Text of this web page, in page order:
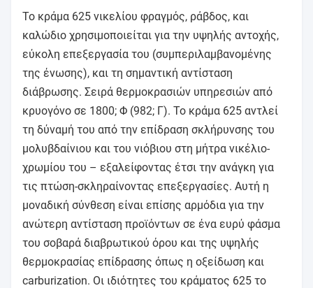
Το κράμα 625 νικελίου φραγμός, ράβδος, και
καλώδιο χρησιμοποιείται για την υψηλής αντοχής,
εύκολη επεξεργασία του (συμπεριλαμβανομένης
της ένωσης), και τη σημαντική αντίσταση
διάβρωσης. Σειρά θερμοκρασιών υπηρεσιών από
κρυογόνο σε 1800; Φ (982; Γ). Το κράμα 625 αντλεί
τη δύναμή του από την επίδραση σκλήρυνσης του
μολυβδαίνιου και του νιόβιου στη μήτρα νικέλιο-
χρωμίου του – εξαλείφοντας έτσι την ανάγκη για
τις πτώση-σκληραίνοντας επεξεργασίες. Αυτή η
μοναδική σύνθεση είναι επίσης αρμόδια για την
ανώτερη αντίσταση προϊόντων σε ένα ευρύ φάσμα
του σοβαρά διαβρωτικού όρου και της υψηλής
θερμοκρασίας επίδρασης όπως η οξείδωση και
carburization. Οι ιδιότητες του κράματος 625 το